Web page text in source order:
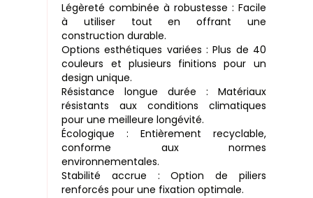
Légèreté combinée à robustesse : Facile
à utiliser tout en offrant une
construction durable.
Options esthétiques variées : Plus de 40
couleurs et plusieurs finitions pour un
design unique.
Résistance longue durée : Matériaux
résistants aux conditions climatiques
pour une meilleure longévité.
Écologique : Entièrement recyclable,
conforme aux normes
environnementales.
Stabilité accrue : Option de piliers
renforcés pour une fixation optimale.